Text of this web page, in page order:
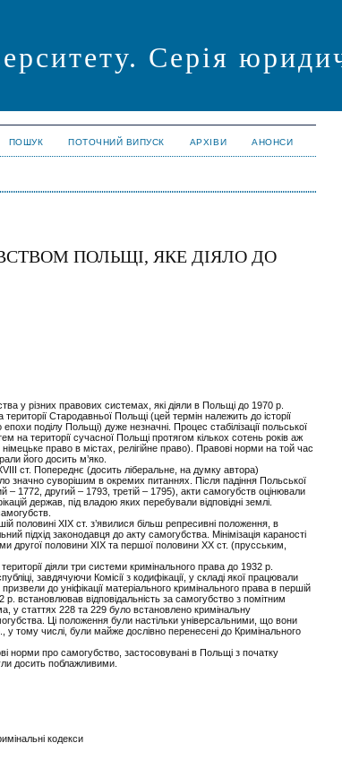
Серія
ПОШУК ПОТОЧНИЙ ВИПУСК АРХІВИ АНОНСИ
ПОЛЬЩІ, ЯКЕ ДІЯЛО ДО
у різних правових системах, які діяли в Польщі до 1970 р.
Стародавньої Польщі (цей термін належить до історії
поділу Польщі) дуже незначні. Процес стабілізації польської
на території сучасної Польщі протягом кількох сотень років аж
право в містах, релігійне право). Правові норми на той час
його досить м’яко.
ст. Попереднє (досить ліберальне, на думку автора)
значно суворішим в окремих питаннях. Після падіння Польської
– 1772, другий – 1793, третій – 1795), акти самогубств оцінювали
держав, під владою яких перебували відповідні землі.
половині ХIХ ст. з’явилися більш репресивні положення, в
підхід законодавця до акту самогубства. Мінімізація караності
другої половини ХIХ та першої половини ХХ ст. (прусським,
діяли три системи кримінального права до 1932 р.
завдячуючи Комісії з кодифікації, у складі якої працювали
до уніфікації матеріального кримінального права в першій
встановлював відповідальність за самогубство з помітним
у статтях 228 та 229 було встановлено кримінальну
Ці положення були настільки універсальними, що вони
у тому числі, були майже дослівно перенесені до Кримінального
норми про самогубство, застосовувані в Польщі з початку
досить поблажливими.
кодекси